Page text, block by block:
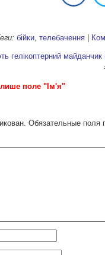
бійки ,телебачення |
гелікоптерний
поле "Ім'я"
Обязательные поля